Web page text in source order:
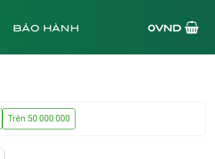
BẢO HÀNH 0VND
Trên 50.000.000